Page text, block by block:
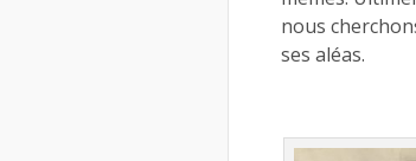
nous
ses aléas.